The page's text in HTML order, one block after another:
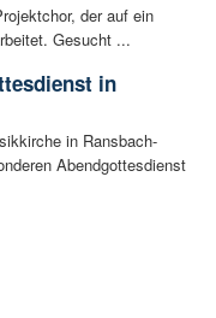
der auf ein
Gesucht ...
in
in Ransbach-
Abendgottesdienst